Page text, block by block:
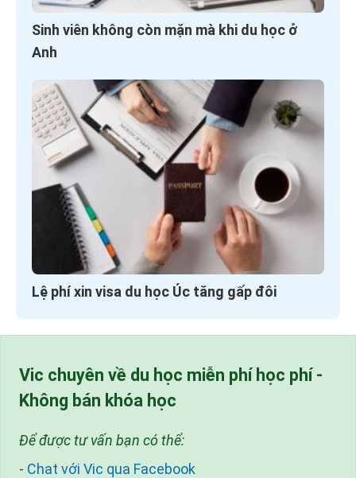
Sinh viên không còn mặn mà khi du học ở
Anh
Lệ phí xin visa du học Úc tăng gấp đôi
Vic chuyên về du học miễn phí học phí -
Không bán khóa học
Để được tư vấn bạn có thể:
- Chat với Vic qua Facebook